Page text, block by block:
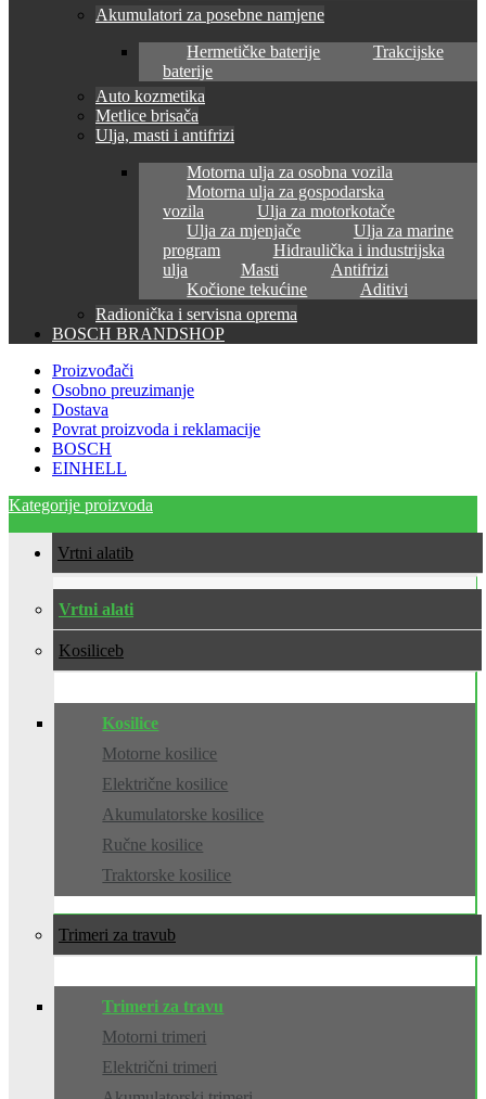
Akumulatori za posebne namjene
Hermetičke baterije
Trakcijske
baterije
Auto kozmetika
Metlice brisača
Ulja, masti i antifrizi
Motorna ulja za osobna vozila
Motorna ulja za gospodarska
vozila
Ulja za motorkotače
Ulja za mjenjače
Ulja za marine
program
Hidraulička i industrijska
ulja
Masti
Antifrizi
Kočione tekućine
Aditivi
Radionička i servisna oprema
BOSCH BRANDSHOP
Proizvođači
Osobno preuzimanje
Dostava
Povrat proizvoda i reklamacije
BOSCH
EINHELL
Kategorije proizvoda
Vrtni alati
Vrtni alati
Kosilice
Kosilice
Motorne kosilice
Električne kosilice
Akumulatorske kosilice
Ručne kosilice
Traktorske kosilice
Trimeri za travu
Trimeri za travu
Motorni trimeri
Električni trimeri